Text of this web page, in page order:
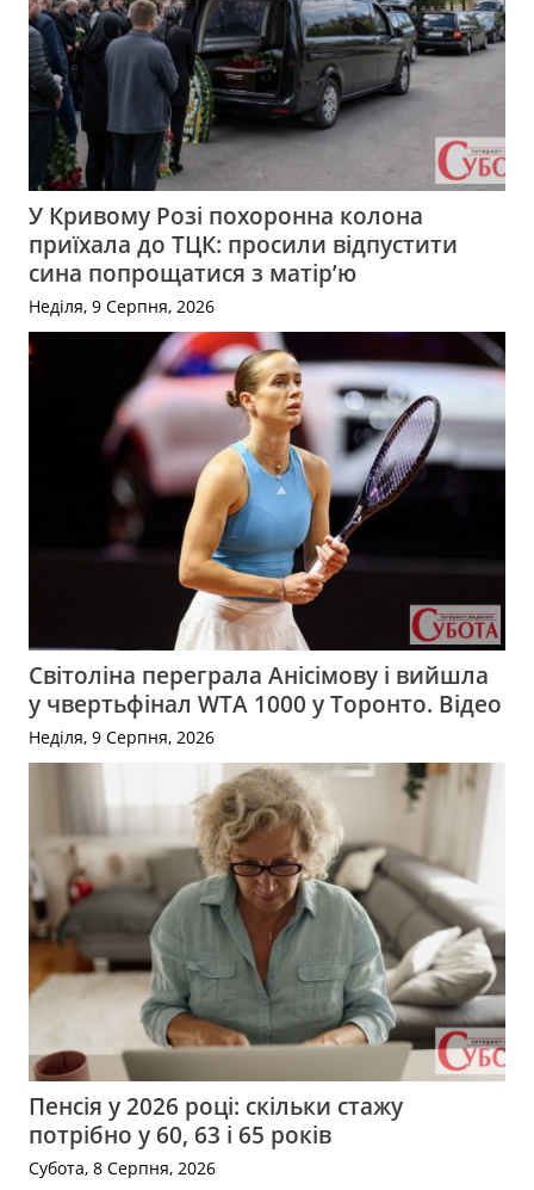
У Кривому Розі похоронна колона
приїхала до ТЦК: просили відпустити
сина попрощатися з матір’ю
Неділя, 9 Серпня, 2026
Світоліна переграла Анісімову і вийшла
у чвертьфінал WTA 1000 у Торонто. Відео
Неділя, 9 Серпня, 2026
Пенсія у 2026 році: скільки стажу
потрібно у 60, 63 і 65 років
Субота, 8 Серпня, 2026